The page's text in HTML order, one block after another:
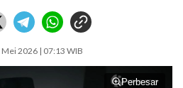
Mei 2026 | 07:13 WIB
Perbesar